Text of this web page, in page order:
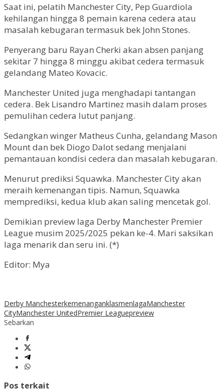
Saat ini, pelatih Manchester City, Pep Guardiola
kehilangan hingga 8 pemain karena cedera atau
masalah kebugaran termasuk bek John Stones.
Penyerang baru Rayan Cherki akan absen panjang
sekitar 7 hingga 8 minggu akibat cedera termasuk
gelandang Mateo Kovacic.
Manchester United juga menghadapi tantangan
cedera. Bek Lisandro Martinez masih dalam proses
pemulihan cedera lutut panjang.
Sedangkan winger Matheus Cunha, gelandang Mason
Mount dan bek Diogo Dalot sedang menjalani
pemantauan kondisi cedera dan masalah kebugaran.
Menurut prediksi Squawka. Manchester City akan
meraih kemenangan tipis. Namun, Squawka
memprediksi, kedua klub akan saling mencetak gol.
Demikian preview laga Derby Manchester Premier
League musim 2025/2025 pekan ke-4. Mari saksikan
laga menarik dan seru ini. (*)
Editor: Mya
Derby ManchesterkemenanganklasmenlagaManchester
CityManchester UnitedPremier Leaguepreview
Sebarkan
Pos terkait